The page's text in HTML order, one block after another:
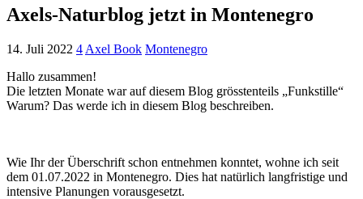
Axels-Naturblog jetzt in Montenegro
14. Juli 2022 4 Axel Book Montenegro
Hallo zusammen!
Die letzten Monate war auf diesem Blog grösstenteils „Funkstille“
Warum? Das werde ich in diesem Blog beschreiben.
Wie Ihr der Überschrift schon entnehmen konntet, wohne ich seit
dem 01.07.2022 in Montenegro. Dies hat natürlich langfristige und
intensive Planungen vorausgesetzt.